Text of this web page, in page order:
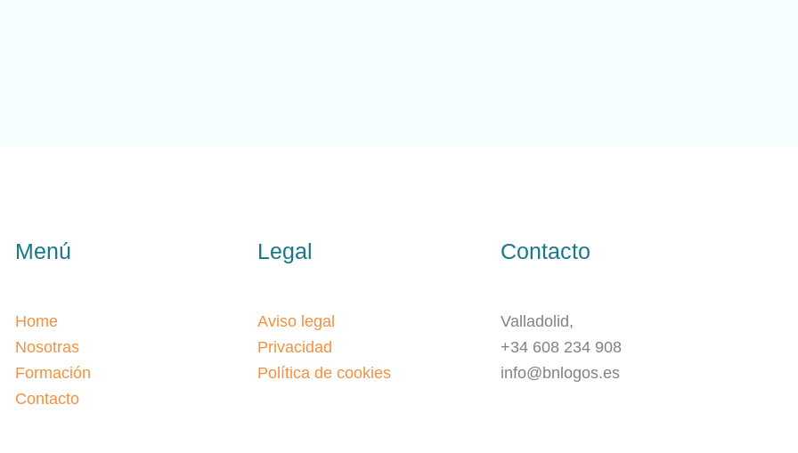
Menú
Home
Nosotras
Formación
Contacto
Legal
Aviso legal
Privacidad
Política de cookies
Contacto
Valladolid,
+34 608 234 908
info@bnlogos.es